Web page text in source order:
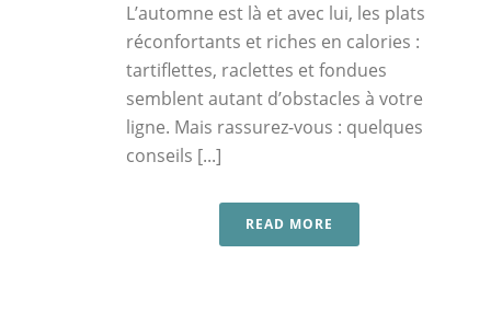
L’automne est là et avec lui, les plats
réconfortants et riches en calories :
tartiflettes, raclettes et fondues
semblent autant d’obstacles à votre
ligne. Mais rassurez-vous : quelques
conseils [...]
READ MORE